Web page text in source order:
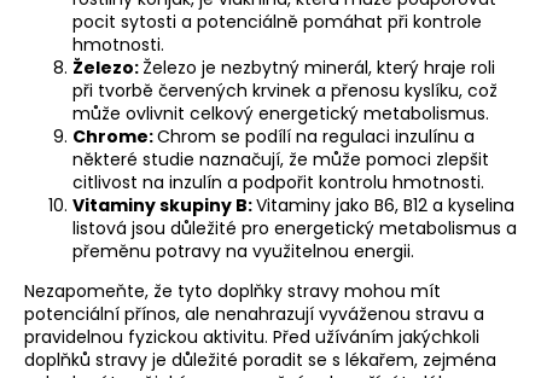
pocit sytosti a potenciálně pomáhat při kontrole
hmotnosti.
Železo: Železo je nezbytný minerál, který hraje roli
při tvorbě červených krvinek a přenosu kyslíku, což
může ovlivnit celkový energetický metabolismus.
Chrome:Chrom se podílí na regulaci inzulínu a
některé studie naznačují, že může pomoci zlepšit
citlivost na inzulín a podpořit kontrolu hmotnosti.
Vitaminy skupiny B:Vitaminy jako B6, B12 a kyselina
listová jsou důležité pro energetický metabolismus a
přeměnu potravy na využitelnou energii.
Nezapomeňte, že tyto doplňky stravy mohou mít
potenciální přínos, ale nenahrazují vyváženou stravu a
pravidelnou fyzickou aktivitu. Před užíváním jakýchkoli
doplňků stravy je důležité poradit se s lékařem, zejména